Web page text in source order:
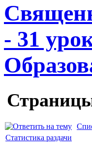
- 31
Статистика раздачи